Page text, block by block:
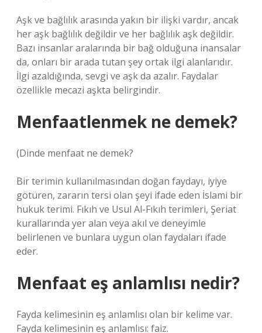
Aşk ve bağlılık arasında yakın bir ilişki vardır, ancak
her aşk bağlılık değildir ve her bağlılık aşk değildir.
Bazı insanlar aralarında bir bağ olduğuna inansalar
da, onları bir arada tutan şey ortak ilgi alanlarıdır.
İlgi azaldığında, sevgi ve aşk da azalır. Faydalar
özellikle mecazi aşkta belirgindir.
Menfaatlenmek ne demek?
(Dinde menfaat ne demek?
Bir terimin kullanılmasından doğan faydayı, iyiye
götüren, zararın tersi olan şeyi ifade eden İslami bir
hukuk terimi. Fıkıh ve Usul Al-Fıkıh terimleri, Şeriat
kurallarında yer alan veya akıl ve deneyimle
belirlenen ve bunlara uygun olan faydaları ifade
eder.
Menfaat eş anlamlısı nedir?
Fayda kelimesinin eş anlamlısı olan bir kelime var.
Fayda kelimesinin eş anlamlısı: faiz.